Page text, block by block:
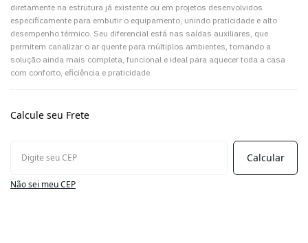
diretamente na estrutura já existente ou em projetos desenvolvidos
especificamente para embutir o equipamento, unindo praticidade e alto
desempenho térmico. Seu diferencial está nas saídas auxiliares, que
permitem canalizar o ar quente para múltiplos ambientes, tornando a
solução ainda mais completa, funcional e ideal para aquecer toda a casa
com conforto, eficiência e praticidade.
Calcule seu Frete
Não sei meu CEP